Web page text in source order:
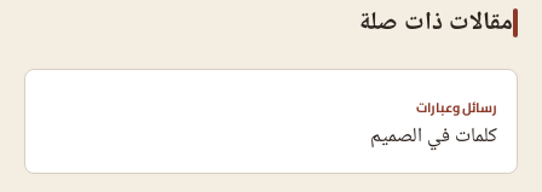
مقالات ذات صلة
رسائل وعبارات
كلمات في الصميم